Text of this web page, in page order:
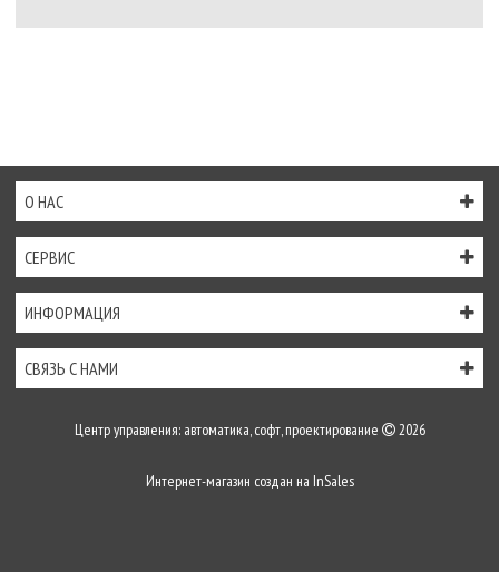
О НАС
СЕРВИС
ИНФОРМАЦИЯ
СВЯЗЬ С НАМИ
Центр управления: автоматика, софт, проектирование 2026
Интернет-магазин создан на InSales